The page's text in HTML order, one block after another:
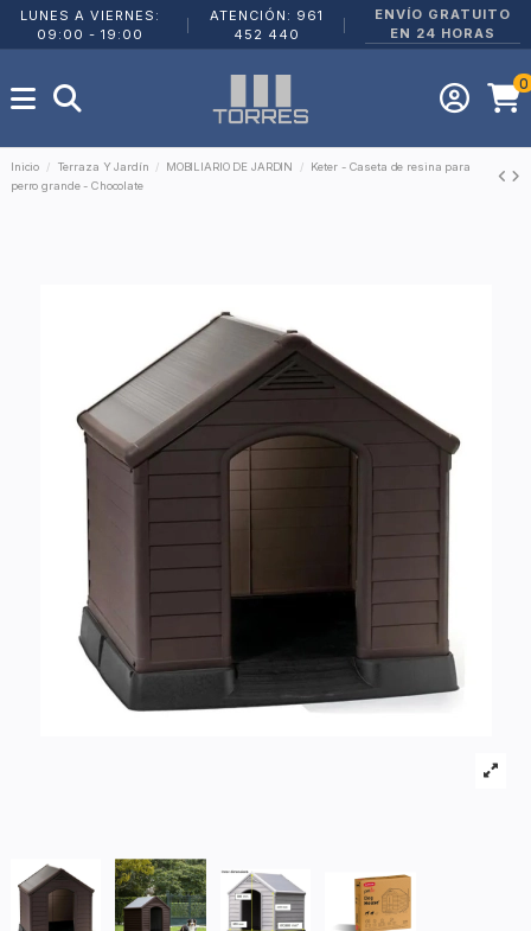
LUNES A VIERNES:
09:00 - 19:00
ATENCIÓN: 961
452 440
ENVÍO GRATUITO
EN 24 HORAS
0
Inicio Terraza Y Jardín MOBILIARIO DE JARDIN
Keter - Caseta de resina para
perro grande - Chocolate